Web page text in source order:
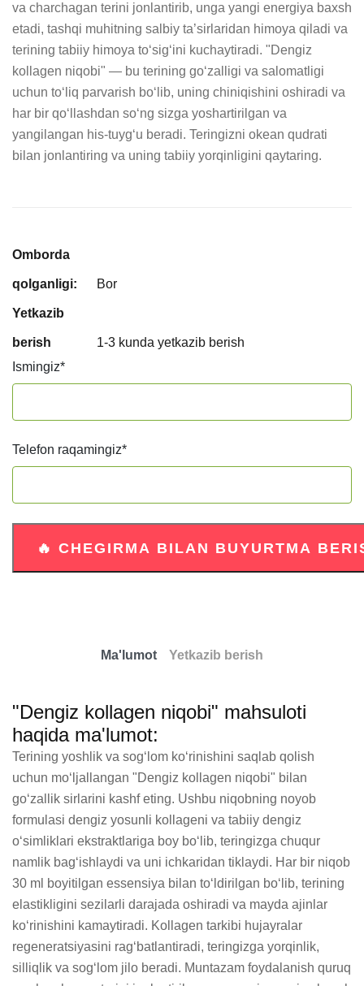
va charchagan terini jonlantirib, unga yangi energiya baxsh
etadi, tashqi muhitning salbiy ta’sirlaridan himoya qiladi va
terining tabiiy himoya to‘sig‘ini kuchaytiradi. "Dengiz
kollagen niqobi" — bu terining go‘zalligi va salomatligi
uchun to‘liq parvarish bo‘lib, uning chiniqishini oshiradi va
har bir qo‘llashdan so‘ng sizga yoshartirilgan va
yangilangan his-tuyg‘u beradi. Teringizni okean qudrati
bilan jonlantiring va uning tabiiy yorqinligini qaytaring.
Omborda
qolganligi: Bor
Yetkazib
berish
1-3 kunda yetkazib berish
Ismingiz*
Telefon raqamingiz*
Ma'lumot Yetkazib berish
"Dengiz kollagen niqobi" mahsuloti
haqida ma'lumot:
Terining yoshlik va sog‘lom ko‘rinishini saqlab qolish
uchun mo‘ljallangan "Dengiz kollagen niqobi" bilan
go‘zallik sirlarini kashf eting. Ushbu niqobning noyob
formulasi dengiz yosunli kollageni va tabiiy dengiz
o‘simliklari ekstraktlariga boy bo‘lib, teringizga chuqur
namlik bag‘ishlaydi va uni ichkaridan tiklaydi. Har bir niqob
30 ml boyitilgan essensiya bilan to‘ldirilgan bo‘lib, terining
elastikligini sezilarli darajada oshiradi va mayda ajinlar
ko‘rinishini kamaytiradi. Kollagen tarkibi hujayralar
regeneratsiyasini rag‘batlantiradi, teringizga yorqinlik,
silliqlik va sog‘lom jilo beradi. Muntazam foydalanish quruq